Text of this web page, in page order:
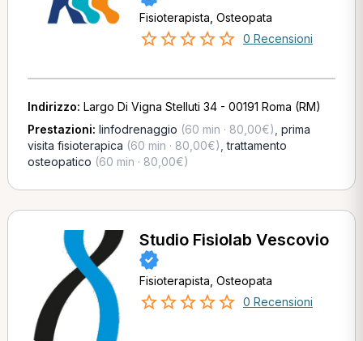
Fisioterapista, Osteopata
0 Recensioni
Indirizzo: Largo Di Vigna Stelluti 34 - 00191 Roma (RM)
Prestazioni: linfodrenaggio (60 min · 80,00€) prima
visita fisioterapica (60 min · 80,00€) ,trattamento
osteopatico (60 min · 80,00€)
Studio Fisiolab Vescovio
Fisioterapista, Osteopata
0 Recensioni